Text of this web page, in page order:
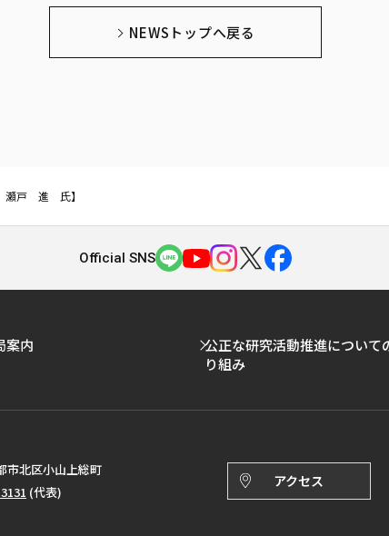
NEWSトップへ戻る
瀬戸 進 氏】
Official SNS
案内
公正な研究活動推進について
り組み
市北区小山上総町
(代表)
アクセス